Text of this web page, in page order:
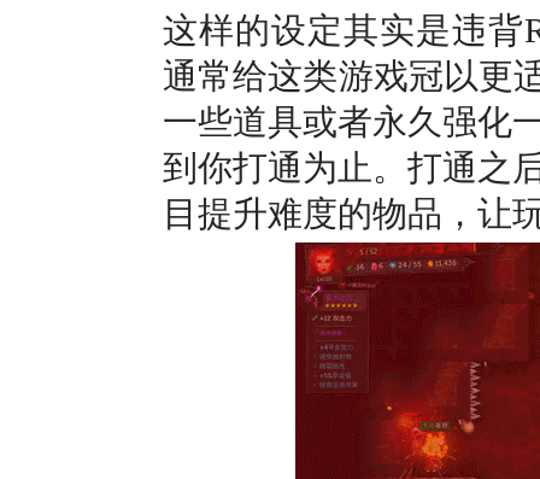
这样的设定其实是违背
通常给这类游戏冠以更
一些道具或者永久强化
到你打通为止。打通之
目提升难度的物品，让